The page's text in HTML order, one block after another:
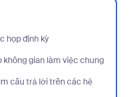
họp định kỳ
cuộc họp định kỳ
không gian làm việc chung
vào không gian làm việc chung
câu trả lời trên các hệ
để tìm câu trả lời trên các hệ